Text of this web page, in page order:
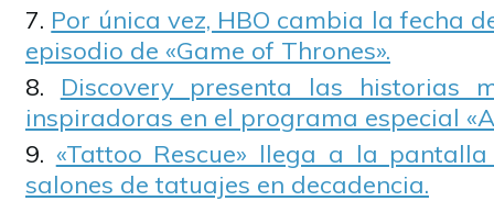
Por única vez, HBO cambia la fecha
episodio de «Game of Thrones».
Discovery presenta las historias
inspiradoras en el programa especial
«Tattoo Rescue» llega a la
salones de tatuajes en decadencia.